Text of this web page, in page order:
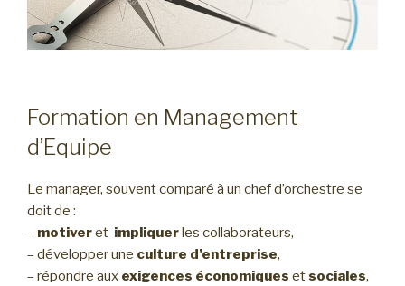
Formation en Management
d’Equipe
Le manager, souvent comparé à un chef d’orchestre se
doit de :
– motiveret impliquerles collaborateurs,
– développer une culture d’entreprise,
– répondre aux exigences économiques etsociales,